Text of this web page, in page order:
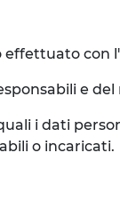
con
e
i dati
o incaricati.